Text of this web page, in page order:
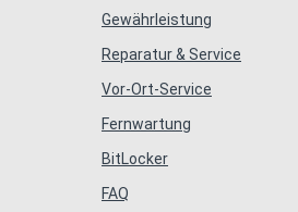
Gewährleistung
Reparatur & Service
Vor-Ort-Service
Fernwartung
BitLocker
FAQ